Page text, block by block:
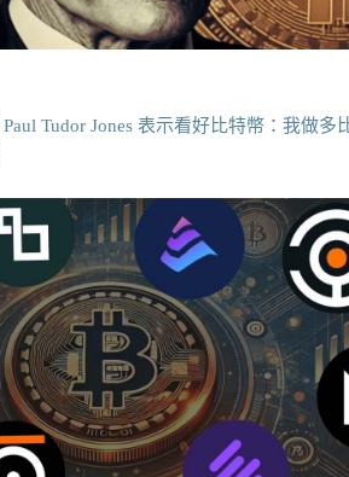
Tudor Jones 表示看好比特幣：我做多